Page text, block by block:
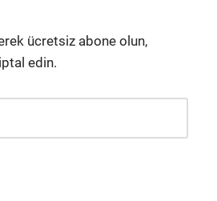
ücretsiz abone olun,
edin.